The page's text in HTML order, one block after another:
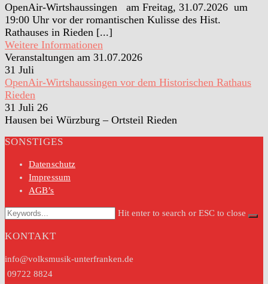
OpenAir-Wirtshaussingen am Freitag, 31.07.2026 um
19:00 Uhr vor der romantischen Kulisse des Hist.
Rathauses in Rieden [...]
Weitere Informationen
Veranstaltungen am 31.07.2026
31 Juli
OpenAir-Wirtshaussingen vor dem Historischen Rathaus
Rieden
31 Juli 26
Hausen bei Würzburg – Ortsteil Rieden
SONSTIGES
Datenschutz
Impressum
AGB’s
Hit enter to search or ESC to close
KONTAKT
info@volksmusik-unterfranken.de
09722 8824